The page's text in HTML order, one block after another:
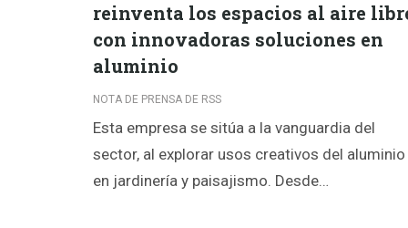
reinventa los espacios al aire
con innovadoras soluciones en
aluminio
NOTA DE PRENSA DE RSS
Esta empresa se sitúa a la vanguardia del
sector, al explorar usos creativos del aluminio
en jardinería y paisajismo. Desde…